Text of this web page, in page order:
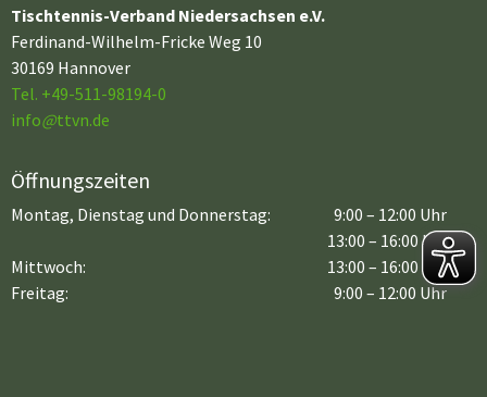
Tischtennis-Verband Niedersachsen e.V.
Ferdinand-Wilhelm-Fricke Weg 10
30169 Hannover
Tel. +49-511-98194-0
info@ttvn.de
Öffnungszeiten
Montag, Dienstag und Donnerstag:
9:00 – 12:00 Uhr
13:00 – 16:00 Uhr
Mittwoch:
Freitag:
13:00 – 16:00 Uhr
9:00 – 12:00 Uhr